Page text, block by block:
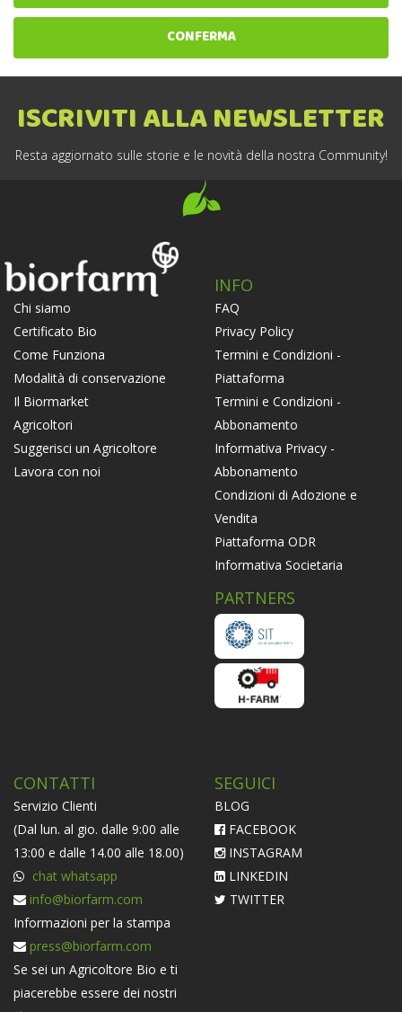
CONFERMA
ISCRIVITI ALLA NEWSLETTER
Resta aggiornato sulle storie e le novità della nostra Community!
Chi siamo
Certificato Bio
Come Funziona
Modalità di conservazione
Il Biormarket
Agricoltori
Suggerisci un Agricoltore
Lavora con noi
INFO
FAQ
Privacy Policy
Termini e Condizioni -
Piattaforma
Termini e Condizioni -
Abbonamento
Informativa Privacy -
Abbonamento
Condizioni di Adozione e
Vendita
Piattaforma ODR
Informativa Societaria
PARTNERS
CONTATTI
Servizio Clienti
(Dal lun. al gio. dalle 9:00 alle
13:00 e dalle 14.00 alle 18.00)
chat whatsapp
info@biorfarm.com
Informazioni per la stampa
press@biorfarm.com
Se sei un Agricoltore Bio e ti
piacerebbe essere dei nostri
SEGUICI
BLOG
FACEBOOK
INSTAGRAM
LINKEDIN
TWITTER